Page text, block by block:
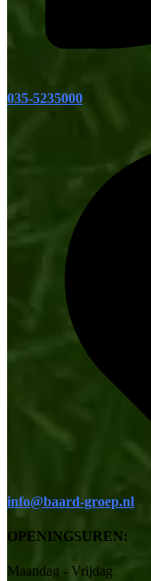
035-5235000
info@baard-groep.nl
OPENINGSUREN:
Maandag - Vrijdag